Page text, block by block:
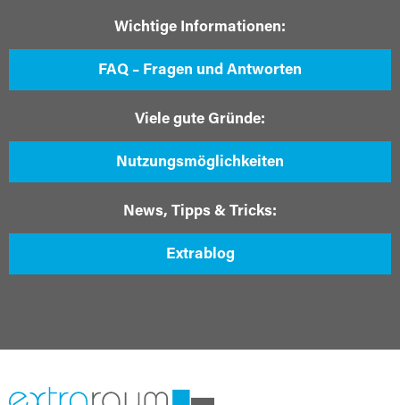
Wichtige Informationen:
FAQ – Fragen und Antworten
Viele gute Gründe:
Nutzungsmöglichkeiten
News, Tipps & Tricks:
Extrablog